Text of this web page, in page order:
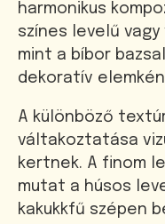
harmonikus
színes levelű
mint a bíbor
dekoratív
A különböző
váltakoztatása
kertnek. A finom
mutat a húsos
kakukkfű szépen